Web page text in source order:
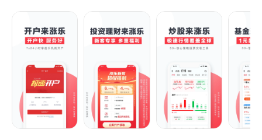
网络延伸至香港、新加坡、美国等9个国家和地区，是
国内营业网点最多的证券公司。
资讯、更丰富的投资玩法和更安全的股市交易，多家券
商交易通道任你选择，小达机器人智能问达服务，自定
义指标公式编辑，是您炒股票买基金证券投资理财开户
---联系方式---
客服电话：027-87788668
微信公众号：通达信趋势财经
受专业的金融服务。
【特色服务】
1、乐选金股——量化策略+投顾精选行业优质公司，
从专业角度提供相对于市场表现稳健、便于使用的备选
股票池系统，助力投资者挖掘有投资价值的股票。
2、个股BS点——自动整合买卖点，K线可视化分析操